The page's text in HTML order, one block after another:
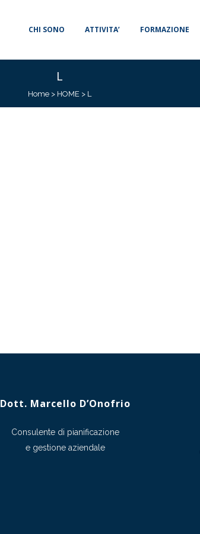
CHI SONO ATTIVITA’ FORMAZIONE
L
Home> HOME> L
Dott. Marcello D’Onofrio
Consulente di pianificazione
e gestione aziendale